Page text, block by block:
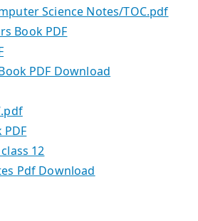
Science Notes/TOC.pdf
Book PDF
PDF Download
12
Pdf Download